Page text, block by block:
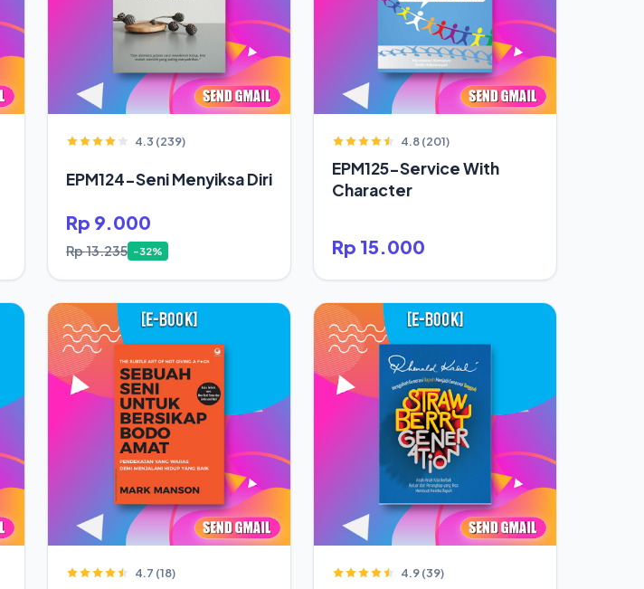
4.3 (239)
EPM124-Seni Menyiksa Diri
Rp 9.000
Rp 13.235 -32%
4.8 (201)
EPM125-Service With
Character
Rp 15.000
4.7 (18) 4.9 (39)